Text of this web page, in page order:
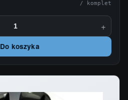
/ komplet
+
Do koszyka